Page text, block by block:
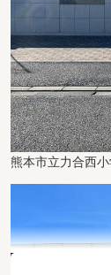
熊本市立力合西